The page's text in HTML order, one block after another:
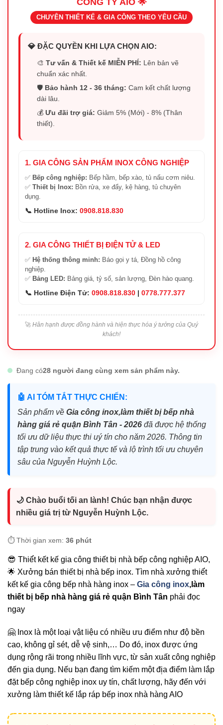
CHUYÊN THIẾT KẾ & GIA CÔNG THEO YÊU CẦU
💎 ĐẶC QUYỀN KHI LỰA CHỌN AIO:
🎨Tư vấn & Thiết kế MIỄN PHÍ: Lên bản vẽ
chuẩn xác nhất.
🛡️ Bảo hành 12 - 36 tháng: Cam kết chất lượng
dài lâu.
💰Ưu đãi trợ giá: Giảm 5% (Mới) - 8% (Thân
thiết).
1. GIA CÔNG SẢN PHẨM INOX CÔNG NGHIỆP
✅ Bếp công nghiệp: Bếp hầm, bếp xào, tủ nấu cơm niêu.
✅ Thiết bị Inox: Bồn rửa, xe đẩy, kệ hàng, tủ chuyên
dụng.
📞 Hotline Inox: 0908.818.830
2. GIA CÔNG THIẾT BỊ ĐIỆN TỬ & LED
✅ Hệ thống thông minh: Báo gọi y tá, Đồng hồ công
nghiệp.
✅ Bảng LED: Bảng giá, tỷ số, sản lượng, Đèn hào quang.
📞 Hotline Điện Tử: 0908.818.830 | 0778.777.377
🚀 Hân hạnh được đồng hành và hiện thực hóa ý tưởng của Quý
khách!
Đang có28 người đang cùng xem sản phẩm này.
🤖 AI TÓM TẮT THỰC CHIẾN:
Sản phẩm về Gia công inox,làm thiết bị bếp nhà
hàng giá rẻ quận Bình Tân - 2026 đã được hệ thống
tối ưu dữ liệu thực thi uý tín cho năm 2026. Thông tin
tập trung vào kết quả thực tế và lộ trình tối ưu chuyên
sâu của Nguyễn Huỳnh Lộc.
🌙 Chào buổi tối an lành! Chúc bạn nhận được
nhiều giá trị từ Nguyễn Huỳnh Lộc.
⏱️ Thời gian xem: 36 phút
😎 Thiế́t kết kế gia công thiết bị nhà bếp công nghiệp AIO,
🌟 Xưởng bán thiết bị nhà bếp inox. Tìm nhà xưởng thiế́t
kết kế gia công bếp nhà hàng inox – Gia công inox,làm
thiết bị bếp nhà hàng giá rẻ quận Bình Tân phải đọc
ngay
🤗 Inox là một loại vật liệu có nhiều ưu điểm như độ bền
cao, không gỉ sét, dễ vệ sinh,… Do đó, inox được ứng
dụng rộng rãi trong nhiều lĩnh vực, từ sản xuất công nghiệp
đến gia dụng. Nếu bạn đang tìm kiếm một đị̣a điểm làm lắp
đặt bếp công nghiệp inox uy tín, chất lượng, hãy đến với
xưởng làm thiết kế lắp ráp bếp inox nhà hàng AIO